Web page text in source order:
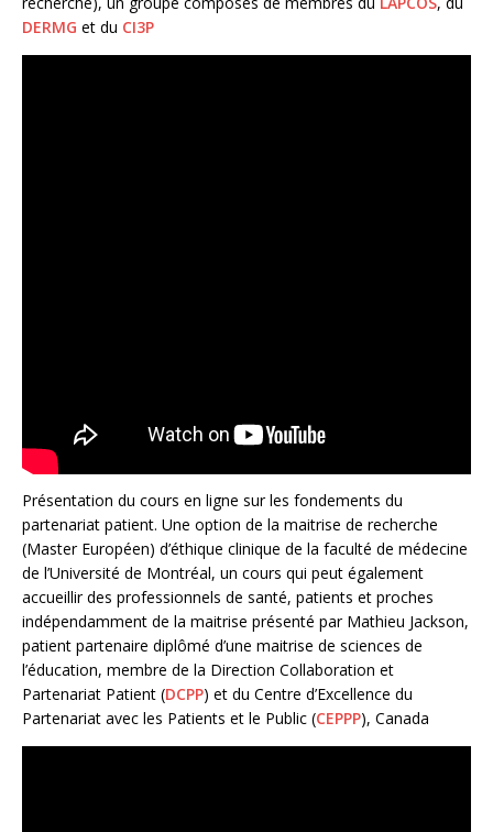
DERMG et du CI3P
Présentation du cours en ligne sur les fondements du
partenariat patient. Une option de la maitrise de recherche
(Master Européen) d’éthique clinique de la faculté de médecine
de l’Université de Montréal, un cours qui peut également
accueillir des professionnels de santé, patients et proches
indépendamment de la maitrise présenté par Mathieu Jackson,
patient partenaire diplômé d’une maitrise de sciences de
l’éducation, membre de la Direction Collaboration et
Partenariat Patient (DCPP) et du Centre d’Excellence du
Partenariat avec les Patients et le Public (CEPPP), Canada